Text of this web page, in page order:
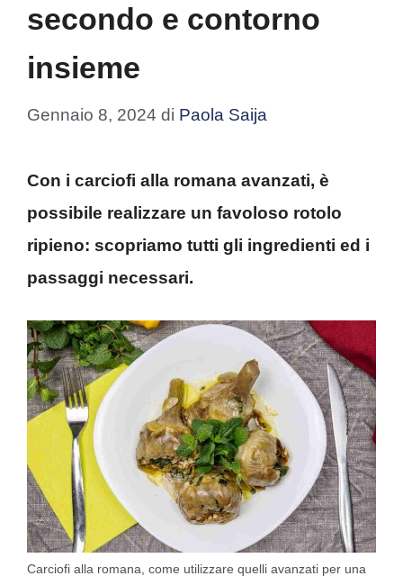
secondo e contorno
insieme
Gennaio 8, 2024 di Paola Saija
Con i carciofi alla romana avanzati, è
possibile realizzare un favoloso rotolo
ripieno: scopriamo tutti gli ingredienti ed i
passaggi necessari.
Carciofi alla romana, come utilizzare quelli avanzati per una